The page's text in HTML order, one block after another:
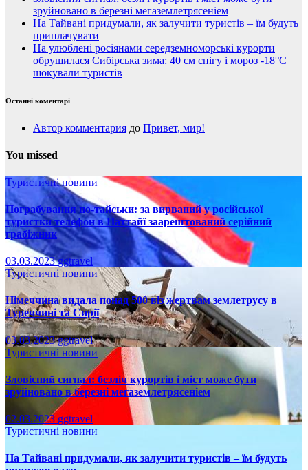
зруйновано в березні мегаземлетрясеніем
На Тайвані придумали, як залучити туристів – їм будуть
приплачувати
На улюблені росіянами середземноморські курорти
обрушилася Сибірська зима: 40 см снігу і мороз -18°C
шокували туристів
Останні коментарі
Автор комментария до Привет, мир!
You missed
Туристичні новини
Пограбування по-тайськи: за вирваний у російської
туристки телефон в Паттайї заарештований серійний
грабіжник
03.03.2023ggtravel
Туристичні новини
Німеччина видала понад 500 віз жертвам землетрусу в
Туреччині та Сирії
03.03.2023ggtravel
Туристичні новини
Зловісний сигнал: безліч курортів і міст може бути
зруйновано в березні мегаземлетрясеніем
02.03.2023 ggtravel
Туристичні новини
На Тайвані придумали, як залучити туристів – їм будуть